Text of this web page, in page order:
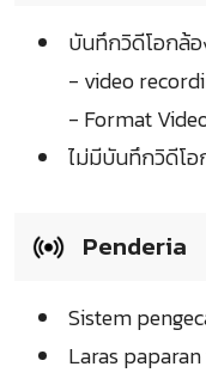
บันทึกวิดีโอกล้
- video
- Format
ไม่มีบันทึกวิดีโ
Penderia
Sistem
Laras